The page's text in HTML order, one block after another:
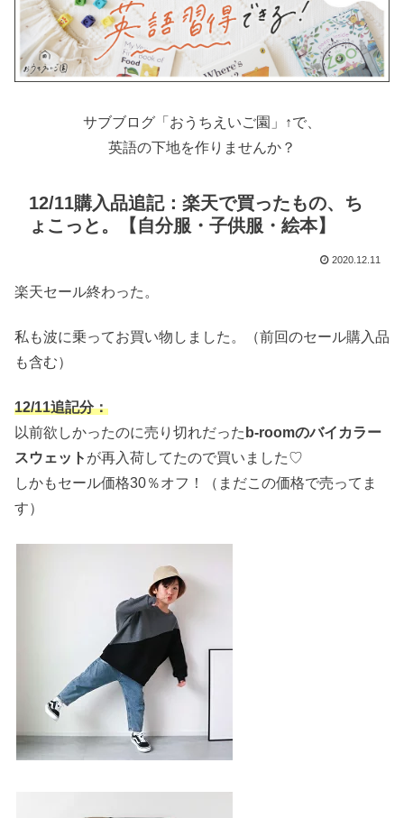
サブブログ「おうちえいご園」↑で、
英語の下地を作りませんか？
12/11購入品追記：楽天で買ったもの、ち
ょこっと。【自分服・子供服・絵本】
2020.12.11
楽天セール終わった。
私も波に乗ってお買い物しました。（前回のセール購入品
も含む）
12/11追記分：
以前欲しかったのに売り切れだった b-roomのバイカラー
スウェット が再入荷してたので買いました♡
しかもセール価格30％オフ！（まだこの価格で売ってま
す）